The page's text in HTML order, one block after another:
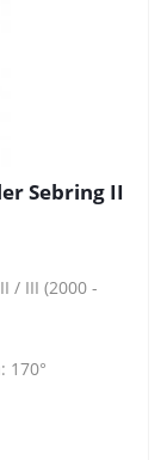
Sebring II
/ III (2000 -
170°